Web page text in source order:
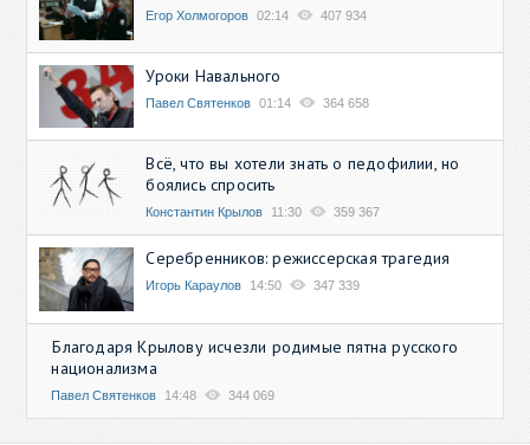
Егор Холмогоров 02:14 407 934
Уроки Навального
Павел Святенков 01:14 364 658
Всё, что вы хотели знать о педофилии, но
боялись спросить
Константин Крылов 11:30 359 367
Серебренников: режиссерская трагедия
Игорь Караулов 14:50 347 339
Благодаря Крылову исчезли родимые пятна русского
национализма
Павел Святенков 14:48 344 069